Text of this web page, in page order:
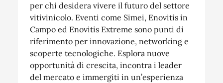
per chi desidera vivere il futuro del settore
vitivinicolo. Eventi come Simei, Enovitis in
Campo ed Enovitis Extreme sono punti di
riferimento per innovazione, networking e
scoperte tecnologiche. Esplora nuove
opportunità di crescita, incontra i leader
del mercato e immergiti in un’esperienza